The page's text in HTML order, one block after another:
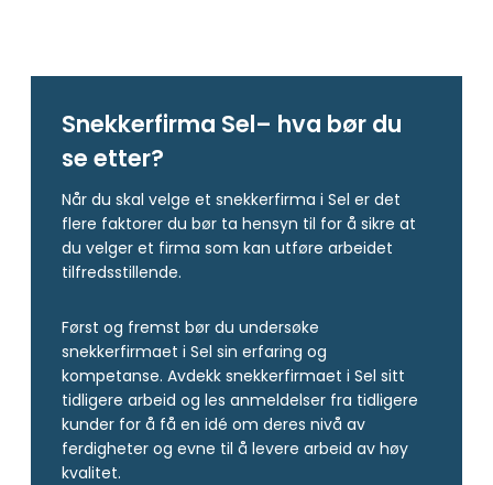
Snekkerfirma Sel– hva bør du
se etter?
Når du skal velge et snekkerfirma i Sel er det
flere faktorer du bør ta hensyn til for å sikre at
du velger et firma som kan utføre arbeidet
tilfredsstillende.
Først og fremst bør du undersøke
snekkerfirmaet i Sel sin erfaring og
kompetanse. Avdekk snekkerfirmaet i Sel sitt
tidligere arbeid og les anmeldelser fra tidligere
kunder for å få en idé om deres nivå av
ferdigheter og evne til å levere arbeid av høy
kvalitet.